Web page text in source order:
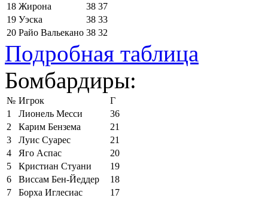
18 Жирона 38 37
19 Уэска 38 33
20 Райо Вальекано 38 32
Подробная таблица
Бомбардиры:
№ Игрок
Г
1
Лионель Месси
36
2
Карим Бензема
21
3
Луис Суарес
21
4
Яго Аспас
20
5
Кристиан Стуани
19
6
Виссам Бен-Йеддер
18
7
Борха Иглесиас
17